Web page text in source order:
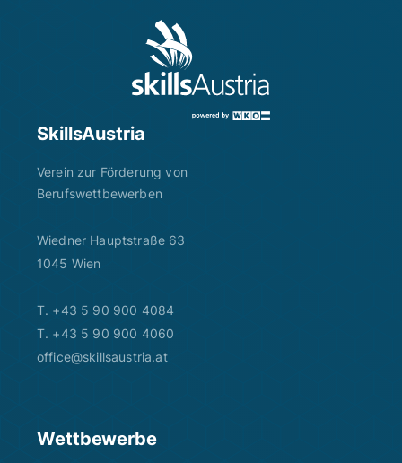
SkillsAustria
Verein zur Förderung von
Berufswettbewerben
Wiedner Hauptstraße 63
1045 Wien
T. +43 5 90 900 4084
T. +43 5 90 900 4060
office@skillsaustria.at
Wettbewerbe